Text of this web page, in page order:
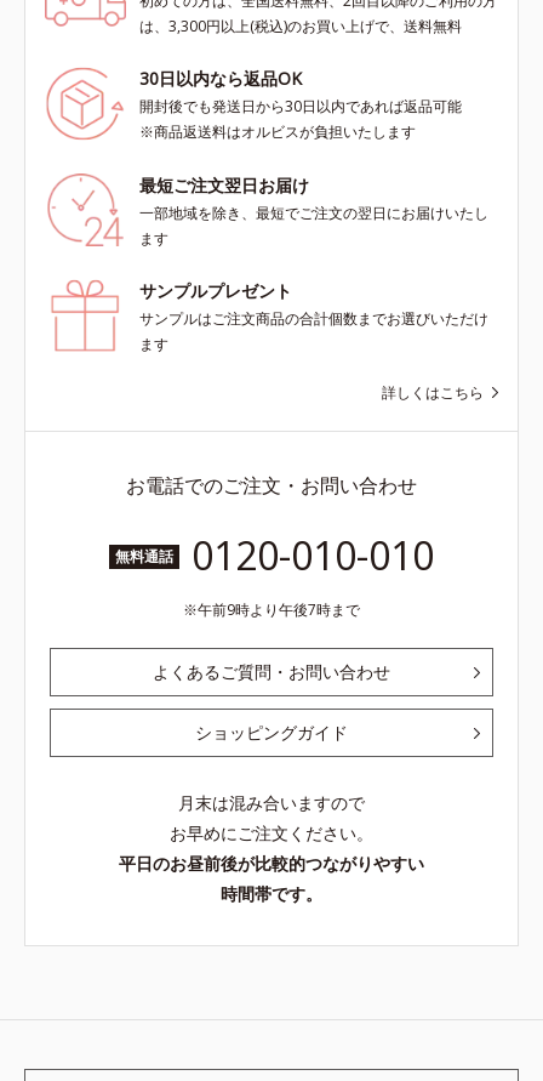
は、3,300円以上(税込)のお買い上げで、送料無料
30日以内なら返品OK
開封後でも発送日から30日以内であれば返品可能
※商品返送料はオルビスが負担いたします
最短ご注文翌日お届け
一部地域を除き、最短でご注文の翌日にお届けいたし
ます
サンプルプレゼント
サンプルはご注文商品の合計個数までお選びいただけ
ます
詳しくはこちら
お電話でのご注文・お問い合わせ
無料通話 0120-010-010
午前9時より午後7時まで
よくあるご質問・お問い合わせ
ショッピングガイド
月末は混み合いますので
お早めにご注文ください。
平日のお昼前後が比較的つながりやすい
時間帯です。